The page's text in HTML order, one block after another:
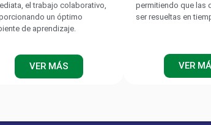
el trabajo colaborativo,
un óptimo
de aprendizaje.
VER MÁS
permitiendo que las
ser resueltas en
VER